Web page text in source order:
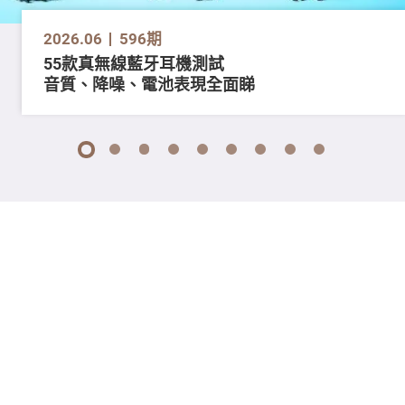
2026.06 596期
55款真無線藍牙耳機測試
音質、降噪、電池表現全面睇
1 2 3 4 5 6 7 8 9